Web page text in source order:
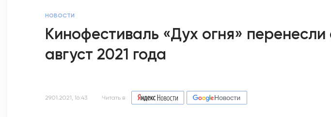
НОВОСТИ
Кинофестиваль «Дух огня»
август 2021 года
29.01.2021, 16:43 Читать в